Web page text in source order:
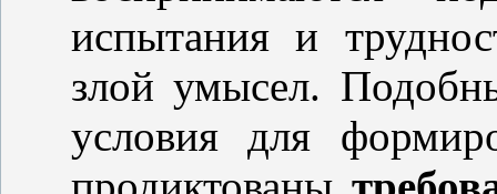
испытания и
злой умысел.
условия для